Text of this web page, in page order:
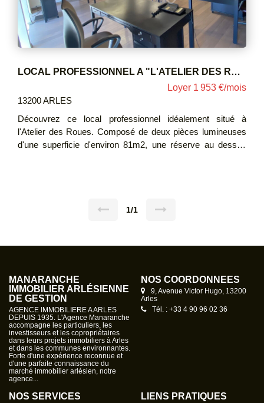
LOCAL PROFESSIONNEL A "L'ATELIER DES ROUES"
Loyer 1 953 €/mois
13200 ARLES
Découvrez ce local professionnel idéalement situé à
l'Atelier des Roues. Composé de deux pièces lumineuses
d'une superficie d'environ 81m2, une réserve au dessus
trois places de parking Loyer : 1750 € HT + charges
1/1
MANARANCHE
IMMOBILIER ARLÉSIENNE
DE GESTION
AGENCE IMMOBILIERE A ARLES
DEPUIS 1935. L'Agence Manaranche
accompagne les particuliers, les
investisseurs et les copropriétaires
dans leurs projets immobiliers à Arles
et dans les communes environnantes.
Forte d'une expérience reconnue et
d'une parfaite connaissance du
marché immobilier arlésien, notre
agence...
NOS COORDONNÉES
9, Avenue Victor Hugo, 13200
Arles
Tél. : +33 4 90 96 02 36
NOS SERVICES LIENS PRATIQUES